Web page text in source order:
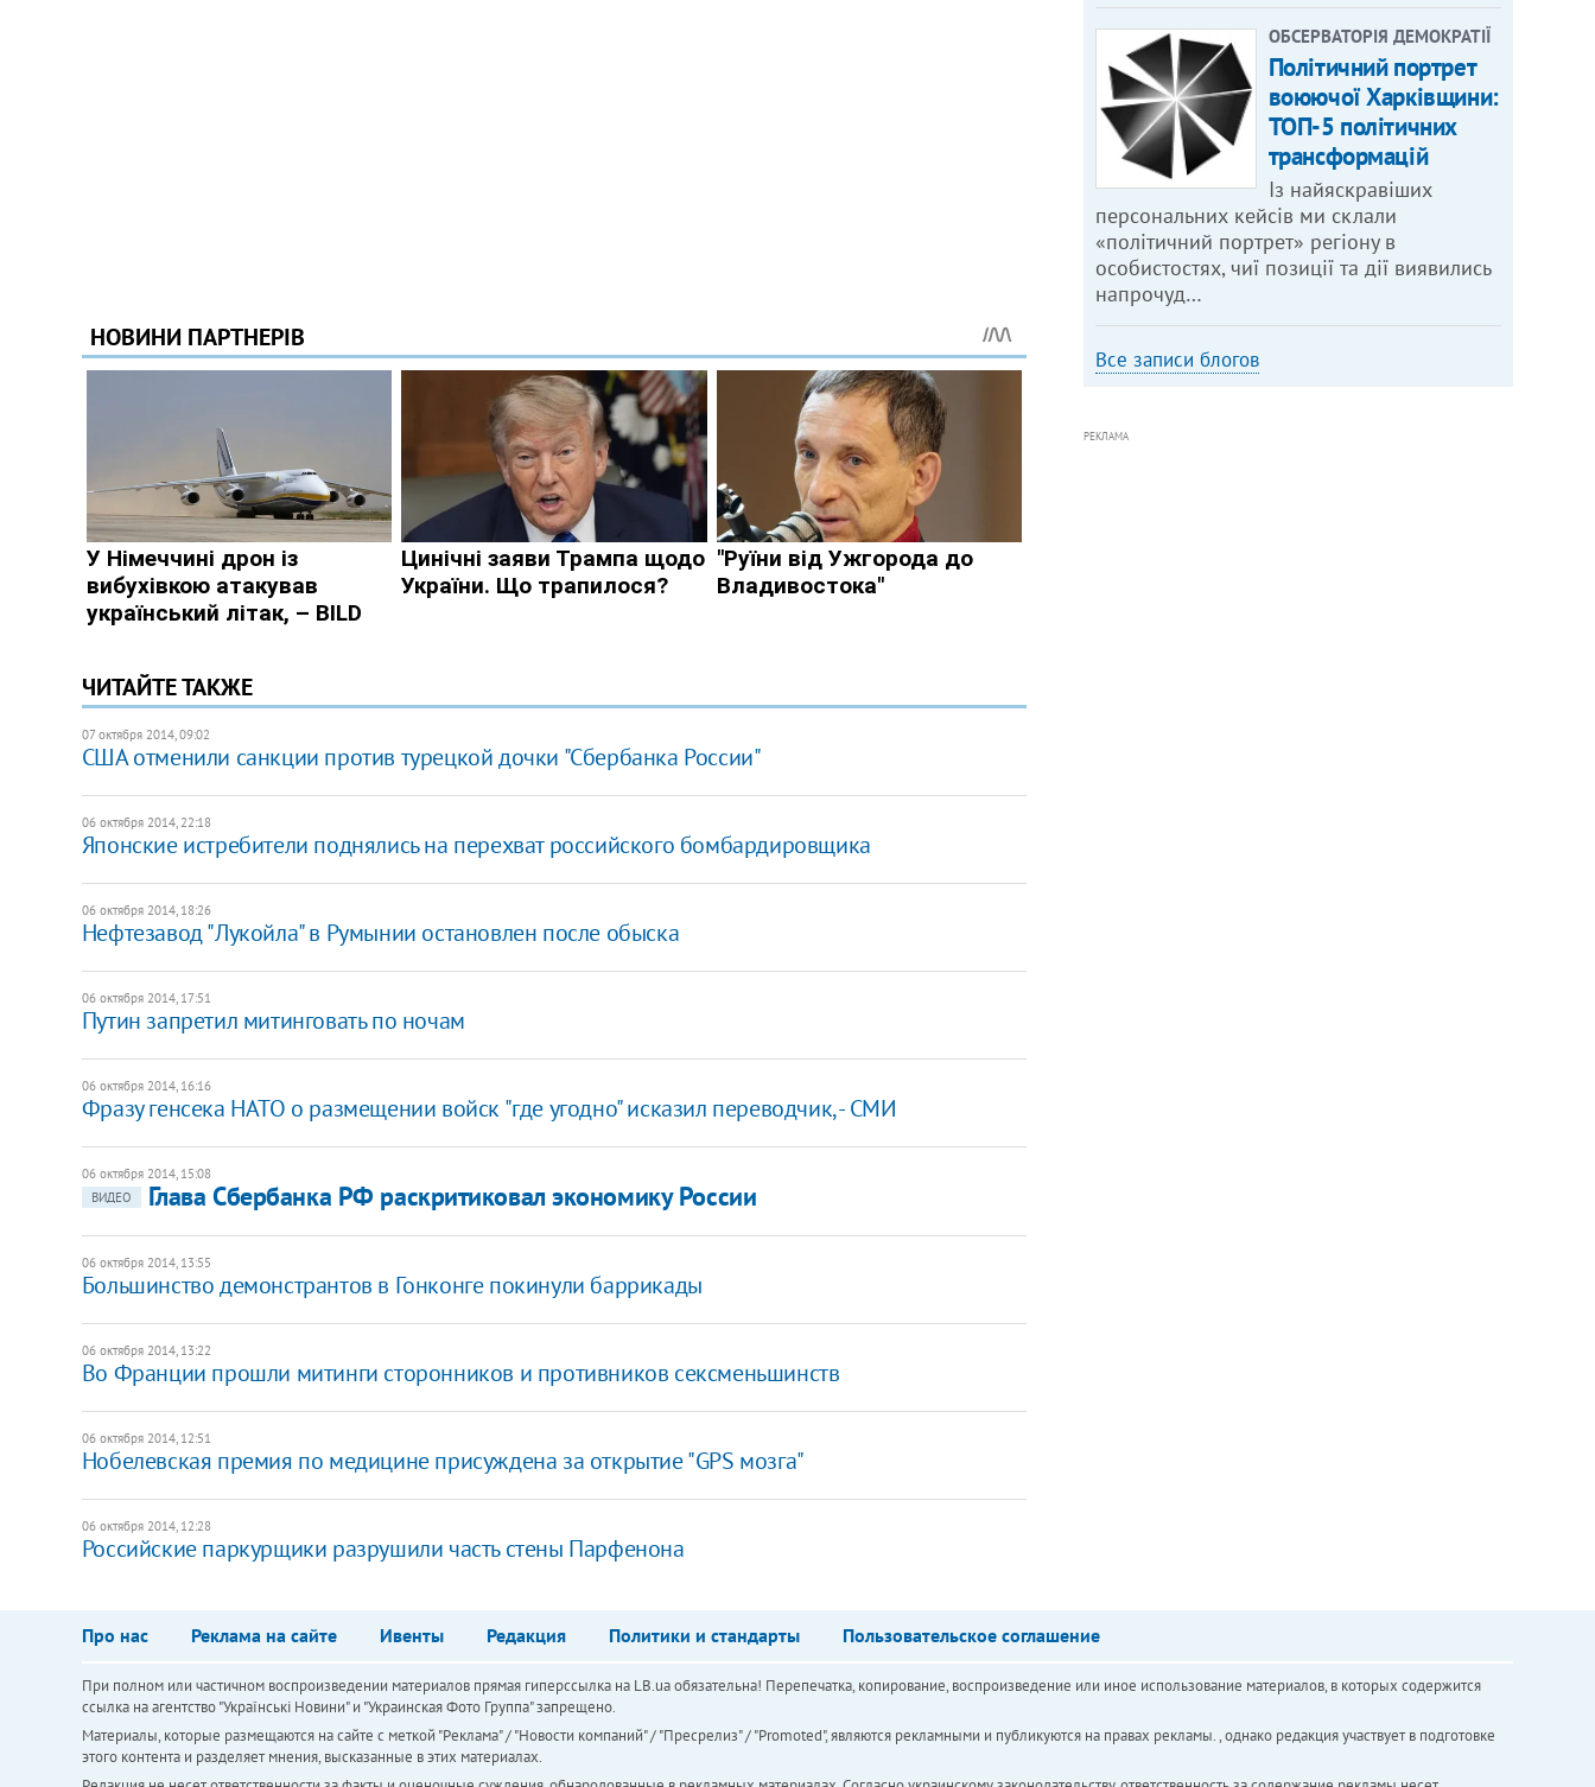
ЧИТАЙТЕ ТАКЖЕ
07 октября 2014, 09:02
США отменили санкции против турецкой дочки "Сбербанка России"
06 октября 2014, 22:18
Японские истребители поднялись на перехват российского бомбардировщика
06 октября 2014, 18:26
Нефтезавод "Лукойла" в Румынии остановлен после обыска
06 октября 2014, 17:51
​Путин запретил митинговать по ночам
06 октября 2014, 16:16
​Фразу генсека НАТО о размещении войск "где угодно" исказил переводчик, - СМИ
06 октября 2014, 15:08
ВИДЕО
Глава Сбербанка РФ раскритиковал экономику России
06 октября 2014, 13:55
Большинство демонстрантов в Гонконге покинули баррикады
06 октября 2014, 13:22
​Во Франции прошли митинги сторонников и противников сексменьшинств
06 октября 2014, 12:51
Нобелевская премия по медицине присуждена за открытие "GPS мозга"
06 октября 2014, 12:28
Российские паркурщики разрушили часть стены Парфенона
ОБСЕРВАТОРІЯ ДЕМОКРАТІЇ
Політичний портрет
воюючої Харківщини:
ТОП-5 політичних
трансформацій
Із найяскравіших
персональних кейсів ми склали
«політичний портрет» регіону в
особистостях, чиї позиції та дії виявились
напрочуд…
Все записи блогов
РЕКЛАМА
Про нас Реклама на сайте Ивенты Редакция Политики и стандарты Пользовательское соглашение
При полном или частичном воспроизведении материалов прямая гиперссылка на LB.ua обязательна! Перепечатка, копирование, воспроизведение или иное использование материалов, в которых содержится
ссылка на агентство "Українськi Новини" и "Украинская Фото Группа" запрещено.
Материалы, которые размещаются на сайте с меткой "Реклама" / "Новости компаний" / "Пресрелиз" / "Promoted", являются рекламными и публикуются на правах рекламы. , однако редакция участвует в подготовке
этого контента и разделяет мнения, высказанные в этих материалах.